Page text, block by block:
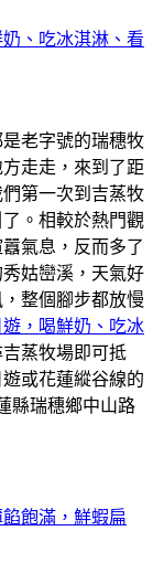
、吃冰淇淋、看
老字號的瑞穗牧
走走，來到了距
們第一次到吉蒸牧
。相較於熱門觀
氣息，反而多了
姑巒溪，天氣好
整個腳步都放慢
，喝鮮奶、吃冰
蒸牧場即可抵
或花蓮縱谷線的
縣瑞穗鄉中山路
飽滿，鮮蝦扁